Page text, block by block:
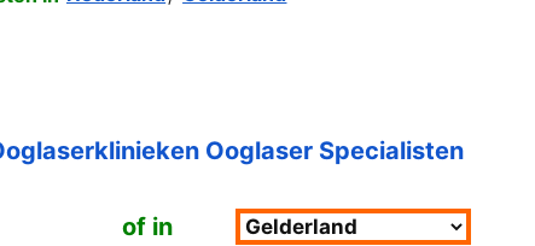
Ooglaser Specialisten
of in